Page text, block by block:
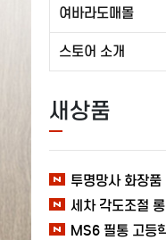
여바라도매몰
스토어 소개
새상품